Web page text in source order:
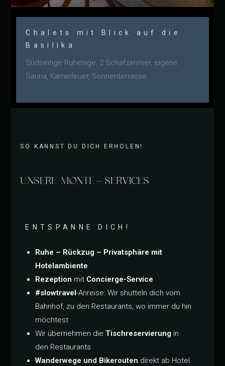
Chalets mit Blick auf die
Basilika
Südseitige Ruhelage, 2 Schafzimmer, eigene
Sauna, Kaminfeuer, Sonnenterrasse
SO KANNST DU DICH ERHOLEN!
UNSERE MONTE-SERVICES
ENTSPANNE DICH!
Ruhe – Rückzug – Privatsphäre mit
Hotelambiente
Rezeption mit Concierge-Service
#slowtravel-Anreise: Wir shutteln dich vom
Bahnhof, zu den Restaurants, wo immer du hin
möchtest
Wir übernehmen dieTischreservierung in
den Restaurants
Wanderwege und Bikerouten direkt ab Hotel